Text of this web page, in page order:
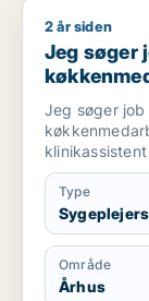
Jeg søger
2 år siden
Jeg søger
og
Jeg søger
Type
Område
Århus